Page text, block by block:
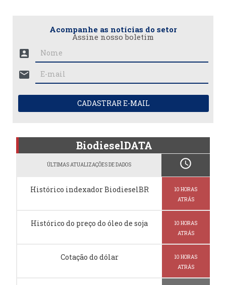
Acompanhe as notícias do setor
Assine nosso boletim
account_box
mail
CADASTRAR E-MAIL
BiodieselDATA
ÚLTIMAS ATUALIZAÇÕES DE DADOS schedule
Histórico indexador BiodieselBR
10 HORAS
ATRÁS
Histórico do preço do óleo de soja
10 HORAS
ATRÁS
Cotação do dólar
10 HORAS
ATRÁS